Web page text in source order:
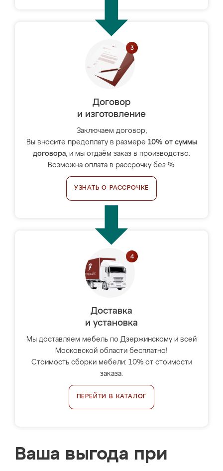
Договор
и изготовление
Заключаем договор,
Вы вносите предоплату в размере 10% от суммы
договора, и мы отдаём заказ в производство.
Возможна оплата в рассрочку без %.
УЗНАТЬ О РАССРОЧКЕ
Доставка
и установка
Мы доставляем мебель по Дзержинскому и всей
Московской области бесплатно!
Стоимость сборки мебели: 10% от стоимости
заказа.
ПЕРЕЙТИ В КАТАЛОГ
Ваша выгода при